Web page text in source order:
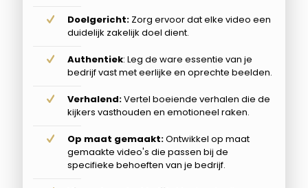
Doelgericht: Zorg ervoor dat elke video een
duidelijk zakelijk doel dient.
Authentiek: Leg de ware essentie van je
bedrijf vast met eerlijke en oprechte beelden.
Verhalend:Vertel boeiende verhalen die de
kijkers vasthouden en emotioneel raken.
Op maat gemaakt:Ontwikkel op maat
gemaakte video's die passen bij de
specifieke behoeften van je bedrijf.